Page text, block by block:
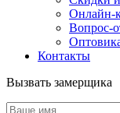
Онлайн-
Вопрос-
Контакты
Вызвать замерщика